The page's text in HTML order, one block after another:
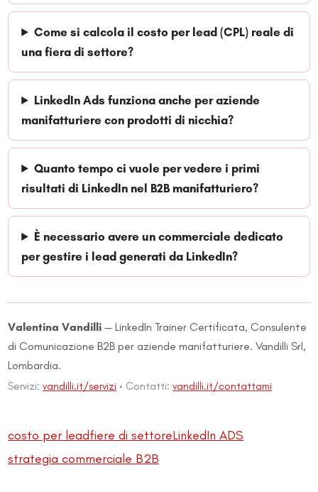
Come si calcola il costo per lead (CPL) reale di
una fiera di settore?
LinkedIn Ads funziona anche per aziende
manifatturiere con prodotti di nicchia?
Quanto tempo ci vuole per vedere i primi
risultati di LinkedIn nel B2B manifatturiero?
È necessario avere un commerciale dedicato
per gestire i lead generati da LinkedIn?
Valentina Vandilli — LinkedIn Trainer Certificata, Consulente
di Comunicazione B2B per aziende manifatturiere. Vandilli Srl,
Lombardia.
Servizi:vandilli.it/servizi · Contatti:vandilli.it/contattami
costo per leadfiere di settoreLinkedIn ADS
strategia commerciale B2B